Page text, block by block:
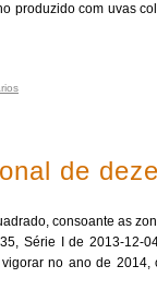
produzido com uvas
de
consoante as
Série I de 2013-12-
no ano de